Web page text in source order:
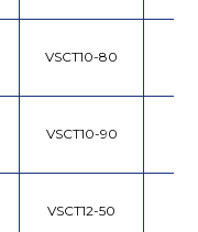
VSCT10-80
VSCT10-90
VSCT12-50